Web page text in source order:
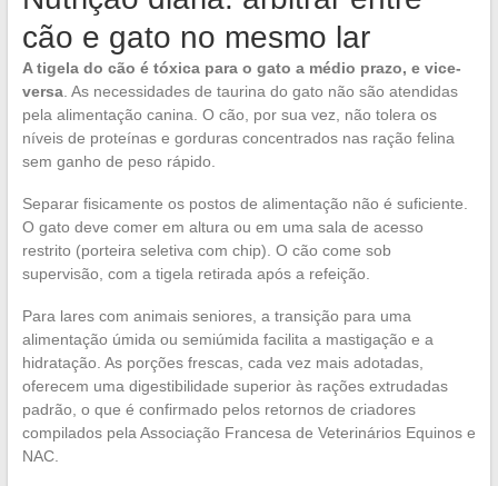
cão e gato no mesmo lar
A tigela do cão é tóxica para o gato a médio prazo, e vice-
versa. As necessidades de taurina do gato não são atendidas
pela alimentação canina. O cão, por sua vez, não tolera os
níveis de proteínas e gorduras concentrados nas ração felina
sem ganho de peso rápido.
Separar fisicamente os postos de alimentação não é suficiente.
O gato deve comer em altura ou em uma sala de acesso
restrito (porteira seletiva com chip). O cão come sob
supervisão, com a tigela retirada após a refeição.
Para lares com animais seniores, a transição para uma
alimentação úmida ou semiúmida facilita a mastigação e a
hidratação. As porções frescas, cada vez mais adotadas,
oferecem uma digestibilidade superior às rações extrudadas
padrão, o que é confirmado pelos retornos de criadores
compilados pela Associação Francesa de Veterinários Equinos e
NAC.